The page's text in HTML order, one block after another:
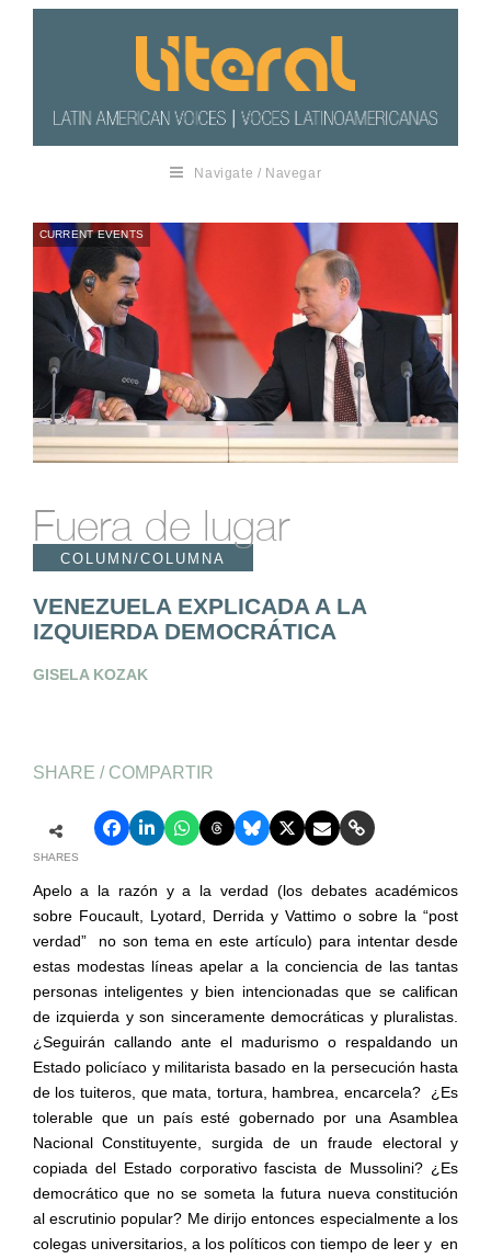
Navigate / Navegar
CURRENT EVENTS
Fuera de lugar
COLUMN/COLUMNA
VENEZUELA EXPLICADA A LA
IZQUIERDA DEMOCRÁTICA
GISELA KOZAK
SHARE / COMPARTIR
SHARES
Apelo a la razón y a la verdad (los debates académicos
sobre Foucault, Lyotard, Derrida y Vattimo o sobre la “post
verdad”
no son tema en este artículo) para intentar desde
estas modestas líneas apelar a la conciencia de las tantas
personas inteligentes y bien intencionadas que se califican
de izquierda y son sinceramente democráticas y pluralistas.
¿Seguirán callando ante el madurismo o respaldando un
Estado policíaco y militarista basado en la persecución hasta
de los tuiteros, que mata, tortura, hambrea, encarcela?
¿Es
tolerable que un país esté gobernado por una Asamblea
Nacional Constituyente, surgida de un fraude electoral y
copiada del Estado corporativo fascista de Mussolini? ¿Es
democrático que no se someta la futura nueva constitución
al escrutinio popular? Me dirijo entonces especialmente a los
colegas universitarios, a los políticos con tiempo de leer y en